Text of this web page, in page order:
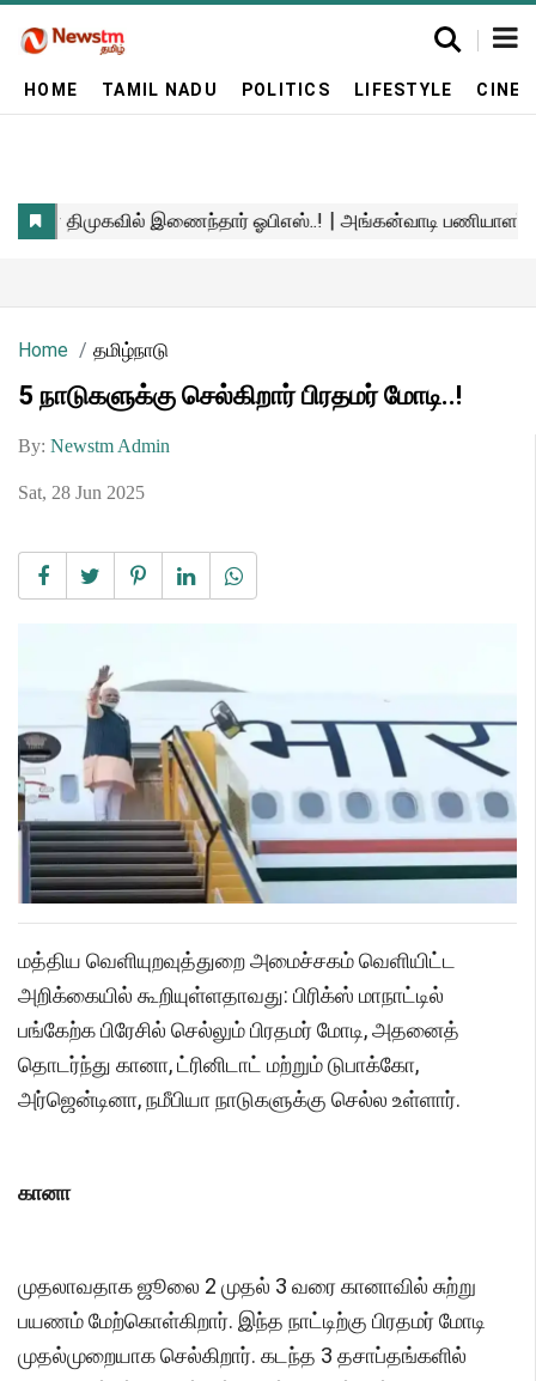
HOME TAMIL NADU POLITICS LIFESTYLE
Home தமிழ்நாடு
5 நாடுகளுக்கு செல்கிறார் பிரதமர் மோடி..!
By: Newstm Admin
Sat, 28 Jun 2025
மத்திய வெளியுறவுத்துறை அமைச்சகம் வெளியிட்ட
அறிக்கையில் கூறியுள்ளதாவது: பிரிக்ஸ் மாநாட்டில்
பங்கேற்க பிரேசில் செல்லும் பிரதமர் மோடி, அதனைத்
தொடர்ந்து கானா, ட்ரினிடாட் மற்றும் டுபாக்கோ,
அர்ஜென்டினா, நமீபியா நாடுகளுக்கு செல்ல உள்ளார்.
கானா
முதலாவதாக ஜூலை 2 முதல் 3 வரை கானாவில் சுற்று
பயணம் மேற்கொள்கிறார். இந்த நாட்டிற்கு பிரதமர் மோடி
முதல்முறையாக செல்கிறார். கடந்த 3 தசாப்தங்களில்